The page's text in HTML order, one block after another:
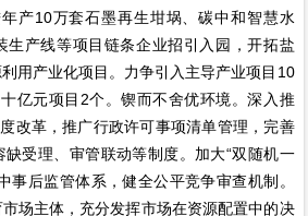
产10万套石墨再生坩埚、碳中和智慧水
生产线等项目链条企业招引入园，开拓盐
用产业化项目。力争引入主导产业项目10
亿元项目2个。锲而不舍优环境。深入推
改革，推广行政许可事项清单管理，完善
受理、审管联动等制度。加大“双随机一
事后监管体系，健全公平竞争审查机制。
场主体，充分发挥市场在资源配置中的决